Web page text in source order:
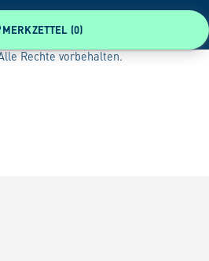
MERKZETTEL (0)
Rechte vorbehalten.